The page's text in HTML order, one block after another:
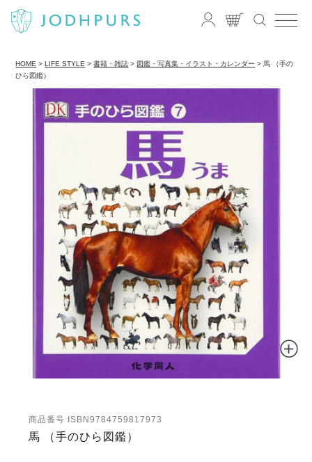
HOME LIFE STYLE 書籍・雑誌 図鑑・写真集・イラスト・カレンダー
馬 （手の
ひら図鑑）
商品番号 ISBN9784759817973
馬 （手のひら図鑑）